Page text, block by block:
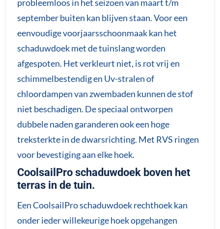
probleemloos in het seizoen van maart t/m
september buiten kan blijven staan. Voor een
eenvoudige voorjaarsschoonmaak kan het
schaduwdoek met de tuinslang worden
afgespoten. Het verkleurt niet, is rot vrij en
schimmelbestendig en Uv-stralen of
chloordampen van zwembaden kunnen de stof
niet beschadigen. De speciaal ontworpen
dubbele naden garanderen ook een hoge
treksterkte in de dwarsrichting. Met RVS ringen
voor bevestiging aan elke hoek.
CoolsailPro schaduwdoek boven het
terras in de tuin.
Een CoolsailPro schaduwdoek rechthoek kan
onder ieder willekeurige hoek opgehangen